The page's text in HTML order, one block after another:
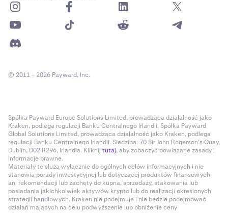
© 2011 – 2026 Payward, Inc.
Spółka Payward Europe Solutions Limited, prowadząca działalność jako
Kraken, podlega regulacji Banku Centralnego Irlandii. Spółka Payward
Global Solutions Limited, prowadząca działalność jako Kraken, podlega
regulacji Banku Centralnego Irlandii. Siedziba: 70 Sir John Rogerson’s Quay,
Dublin, D02 R296, Irlandia. Kliknij tutaj, aby zobaczyć powiązane zasady i
informacje prawne.
Materiały te służą wyłącznie do ogólnych celów informacyjnych i nie
stanowią porady inwestycyjnej lub dotyczącej produktów finansowych
ani rekomendacji lub zachęty do kupna, sprzedaży, stakowania lub
posiadania jakichkolwiek aktywów krypto lub do realizacji określonych
strategii handlowych. Kraken nie podejmuje i nie będzie podejmować
działań mających na celu podwyższenie lub obniżenie ceny